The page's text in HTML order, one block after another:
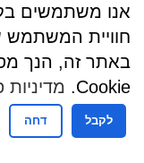
חוויית המשתמש
באתר זה, הנך
Cookie.
מדיניות
לקבל דחה